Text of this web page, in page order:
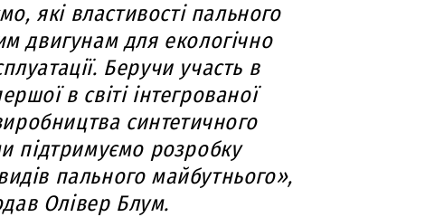
які властивості пального
двигунам для екологічно
Беручи участь в
в світі інтегрованої
синтетичного
підтримуємо розробку
пального майбутнього»,
Олівер Блум.